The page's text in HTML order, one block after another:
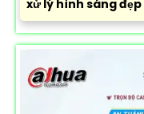
xử lý hình sáng đẹp